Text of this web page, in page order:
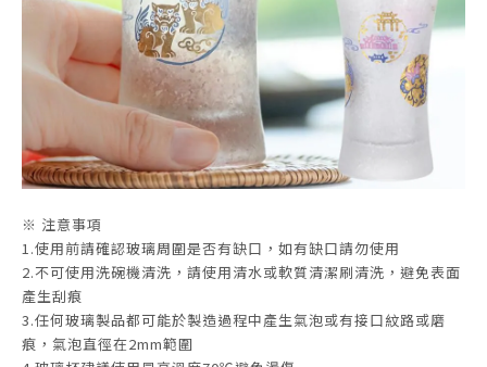
※ 注意事項
1.使用前請確認玻璃周圍是否有缺口，如有缺口請勿使用
2.不可使用洗碗機清洗，請使用清水或軟質清潔刷清洗，避免表面
產生刮痕
3.任何玻璃製品都可能於製造過程中產生氣泡或有接口紋路或磨
痕，氣泡直徑在2mm範圍